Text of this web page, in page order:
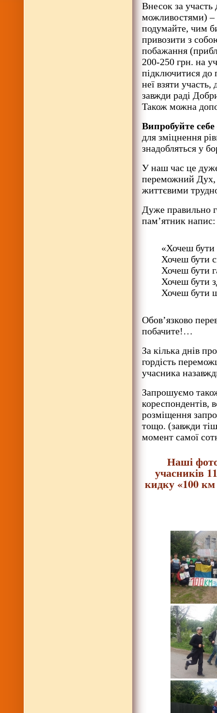
Внесок за
можливостями) –
подумайте, чим
привозити з
побажання
200-250 грн. на
підключитися до
неї взяти
завжди раді
Також можна
Випробуйте себе
для зміцнення
знадобляться у
У наш час це
переможний Дух,
життєвими
Дуже правильно
пам’ятник напис:
«Хочеш
Хочеш бути
Хочеш бути
Хочеш бути
Хочеш бути
Обов’язково
побачите!…
За кілька днів
гордість
учасника
Запрошуємо
кореспондентів,
розміщення
тощо. (завжди
момент самої
Наші
учасників
кидку «100